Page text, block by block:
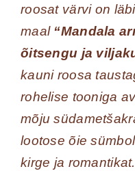
roosat värvi on
maal “Mandala
õitsengu ja
kauni roosa
rohelise tooniga
mõju
lootose õie
kirge ja romantikat.